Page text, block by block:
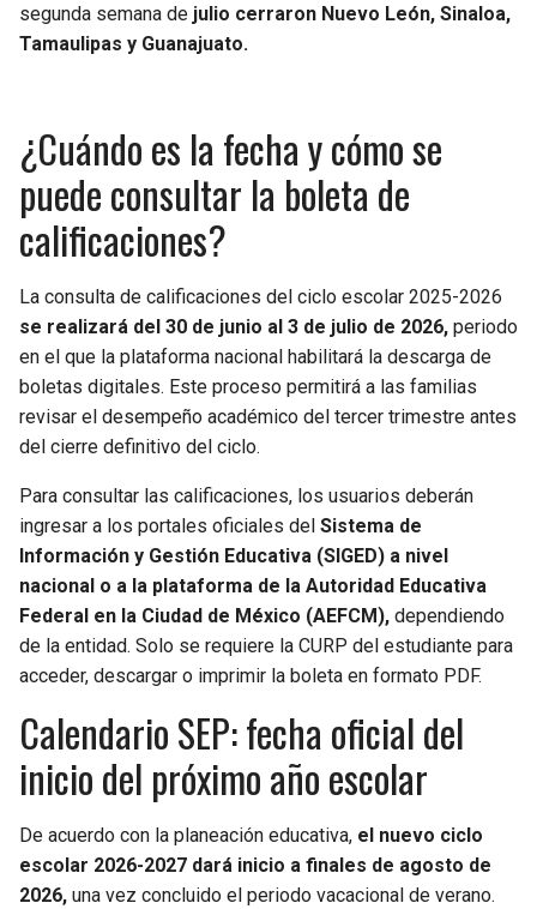
segunda semana de julio cerraron Nuevo León, Sinaloa,
Tamaulipas y Guanajuato.
¿Cuándo es la fecha y cómo se
puede consultar la boleta de
calificaciones?
La consulta de calificaciones del ciclo escolar 2025-2026
se realizará del 30 de junio al 3 de julio de 2026, periodo
en el que la plataforma nacional habilitará la descarga de
boletas digitales. Este proceso permitirá a las familias
revisar el desempeño académico del tercer trimestre antes
del cierre definitivo del ciclo.
Para consultar las calificaciones, los usuarios deberán
ingresar a los portales oficiales del Sistema de
Información y Gestión Educativa (SIGED) a nivel
nacional o a la plataforma de la Autoridad Educativa
Federal en la Ciudad de México (AEFCM), dependiendo
de la entidad. Solo se requiere la CURP del estudiante para
acceder, descargar o imprimir la boleta en formato PDF.
Calendario SEP: fecha oficial del
inicio del próximo año escolar
De acuerdo con la planeación educativa, el nuevo ciclo
escolar 2026-2027 dará inicio a finales de agosto de
2026, una vez concluido el periodo vacacional de verano.